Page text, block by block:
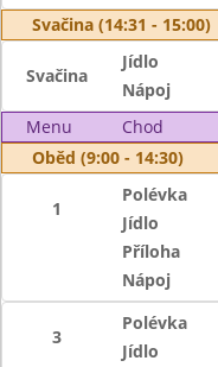
Svačina (14:31 - 15:00)
Svačina
Jídlo
Nápoj
Menu
Chod
Oběd (9:00 - 14:30)
1
Polévka
Jídlo
Příloha
Nápoj
3
Polévka
Jídlo